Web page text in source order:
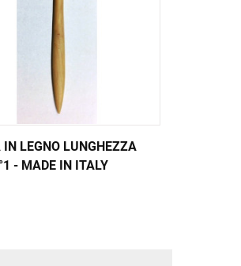
IN LEGNO LUNGHEZZA
- MADE IN ITALY